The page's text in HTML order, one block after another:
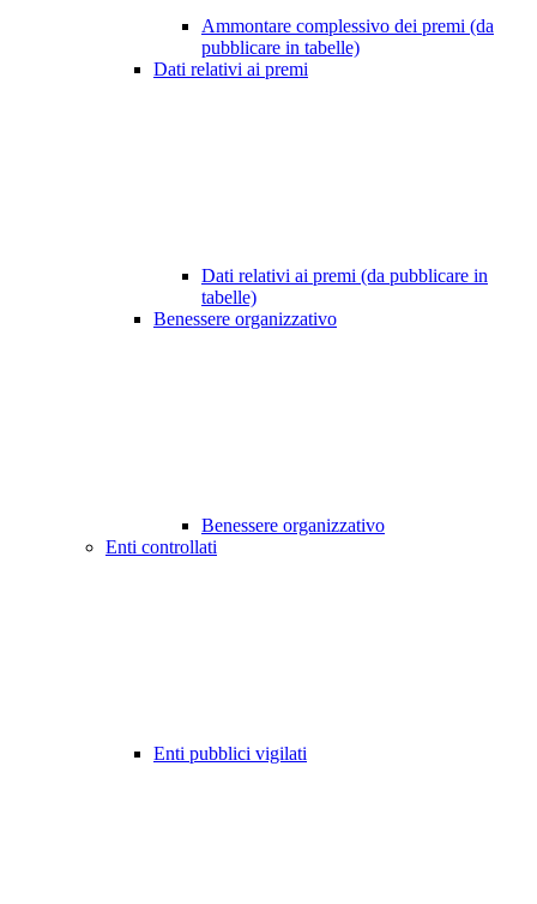
Ammontare complessivo dei premi (da
pubblicare in tabelle)
Dati relativi ai premi
Dati relativi ai premi (da pubblicare in
tabelle)
Benessere organizzativo
Benessere organizzativo
Enti controllati
Enti pubblici vigilati